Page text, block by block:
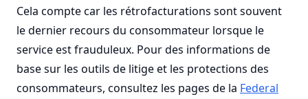
Cela compte car les rétrofacturations sont souvent
le dernier recours du consommateur lorsque le
service est frauduleux. Pour des informations de
base sur les outils de litige et les protections des
consommateurs, consultez les pages de la Federal